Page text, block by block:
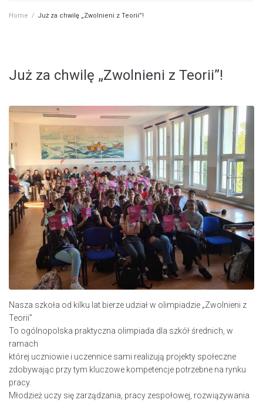
Home / Już za chwilę „Zwolnieni z Teorii”!
Już za chwilę „Zwolnieni z Teorii”!
Nasza szkoła od kilku lat bierze udział w olimpiadzie „Zwolnieni z
Teorii”
To ogólnopolska praktyczna olimpiada dla szkół średnich, w
ramach
której uczniowie i uczennice sami realizują projekty społeczne
zdobywając przy tym kluczowe kompetencje potrzebne na rynku
pracy.
Młodzież uczy się zarządzania, pracy zespołowej, rozwiązywania